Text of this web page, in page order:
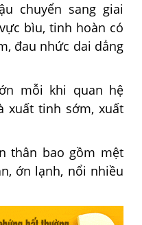
chuyển sang giai
bìu, tinh hoàn có
đau nhức dai dẳng
mỗi khi quan hệ
xuất tinh sớm, xuất
thân bao gồm mệt
ớn lạnh, nổi nhiều